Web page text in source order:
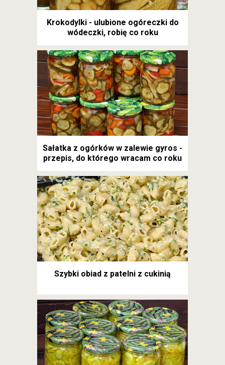
Krokodylki - ulubione ogóreczki do
wódeczki, robię co roku
Sałatka z ogórków w zalewie gyros -
przepis, do którego wracam co roku
Szybki obiad z patelni z cukinią